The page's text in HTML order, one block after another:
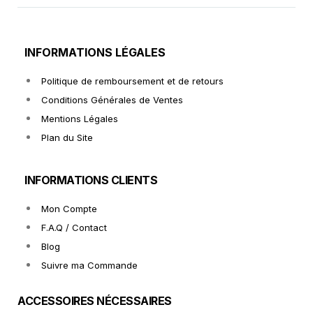
INFORMATIONS LÉGALES
Politique de remboursement et de retours
Conditions Générales de Ventes
Mentions Légales
Plan du Site
INFORMATIONS CLIENTS
Mon Compte
F.A.Q / Contact
Blog
Suivre ma Commande
ACCESSOIRES NÉCESSAIRES